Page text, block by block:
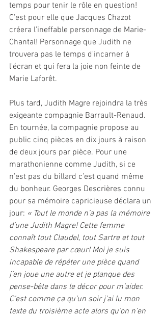
temps pour tenir le rôle en question!
C’est pour elle que Jacques Chazot
créera l’ineffable personnage de Marie-
Chantal! Personnage que Judith ne
trouvera pas le temps d'incarner à
l'écran et qui fera la joie non feinte de
Marie Laforêt.
Plus tard, Judith Magre rejoindra la très
exigeante compagnie Barrault-Renaud.
En tournée, la compagnie propose au
public cinq pièces en dix jours à raison
de deux jours par pièce. Pour une
marathonienne comme Judith, si ce
n’est pas du billard c’est quand même
du bonheur. Georges Descrières connu
pour sa mémoire capricieuse déclara un
jour: « Tout le monde n’a pas la mémoire
d’une Judith Magre! Cette femme
connaît tout Claudel, tout Sartre et tout
Shakespeare par cœur! Moi je suis
incapable de répéter une pièce quand
j’en joue une autre et je planque des
pense-bête dans le décor pour m’aider.
C’est comme ça qu’un soir j’ai lu mon
texte du troisième acte alors qu’on n’en